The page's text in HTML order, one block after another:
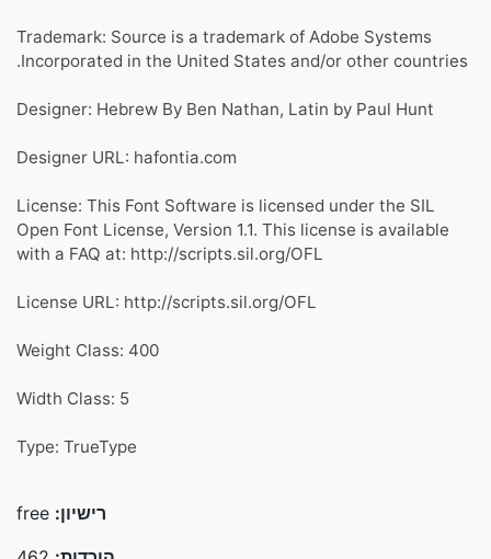
Trademark: Source is a trademark of Adobe Systems
Incorporated in the United States and/or other countries.
Designer: Hebrew By Ben Nathan, Latin by Paul Hunt
Designer URL: hafontia.com
License: This Font Software is licensed under the SIL
Open Font License, Version 1.1. This license is available
with a FAQ at: http://scripts.sil.org/OFL
License URL: http://scripts.sil.org/OFL
Weight Class: 400
Width Class: 5
Type: TrueType
רישיון: